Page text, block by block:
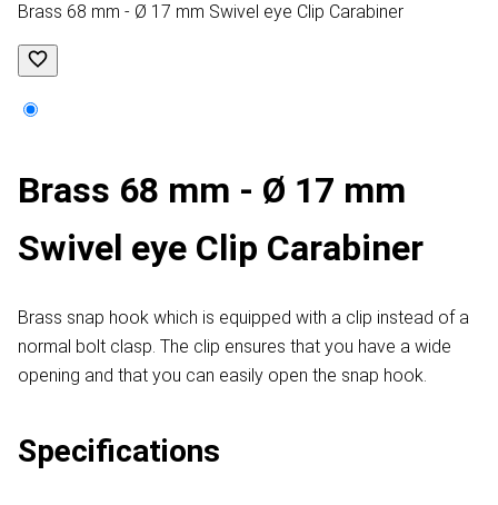
Brass 68 mm - Ø 17 mm Swivel eye Clip Carabiner
Brass 68 mm - Ø 17 mm
Swivel eye Clip Carabiner
Brass snap hook which is equipped with a clip instead of a
normal bolt clasp. The clip ensures that you have a wide
opening and that you can easily open the snap hook.
Specifications